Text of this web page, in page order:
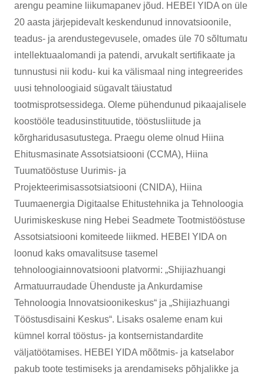
arengu peamine liikumapanev jõud. HEBEI YIDA on üle
20 aasta järjepidevalt keskendunud innovatsioonile,
teadus- ja arendustegevusele, omades üle 70 sõltumatu
intellektuaalomandi ja patendi, arvukalt sertifikaate ja
tunnustusi nii kodu- kui ka välismaal ning integreerides
uusi tehnoloogiaid sügavalt täiustatud
tootmisprotsessidega. Oleme pühendunud pikaajalisele
koostööle teadusinstituutide, tööstusliitude ja
kõrgharidusasutustega. Praegu oleme olnud Hiina
Ehitusmasinate Assotsiatsiooni (CCMA), Hiina
Tuumatööstuse Uurimis- ja
Projekteerimisassotsiatsiooni (CNIDA), Hiina
Tuumaenergia Digitaalse Ehitustehnika ja Tehnoloogia
Uurimiskeskuse ning Hebei Seadmete Tootmistööstuse
Assotsiatsiooni komiteede liikmed. HEBEI YIDA on
loonud kaks omavalitsuse tasemel
tehnoloogiainnovatsiooni platvormi: „Shijiazhuangi
Armatuurraudade Ühenduste ja Ankurdamise
Tehnoloogia Innovatsioonikeskus“ ja „Shijiazhuangi
Tööstusdisaini Keskus“. Lisaks osaleme enam kui
kümnel korral tööstus- ja kontsernistandardite
väljatöötamises. HEBEI YIDA mõõtmis- ja katselabor
pakub toote testimiseks ja arendamiseks põhjalikke ja